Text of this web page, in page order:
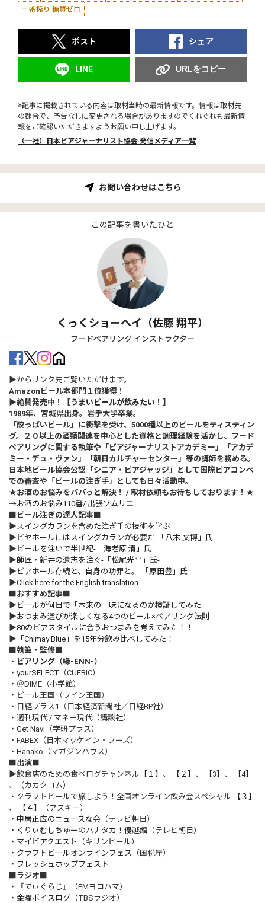
一番搾り 糖質ゼロ
ポスト シェア
LINE URLをコピー
※記事に掲載されている内容は取材当時の最新情報です。情報は取材先
の都合で、予告なしに変更される場合がありますのでくれぐれも最新情
報をご確認いただきますようお願い申し上げます。
（一社）日本ビアジャーナリスト協会 発信メディア一覧
お問い合わせはこちら
この記事を書いたひと
くっくショーヘイ（佐藤 翔平）
フードペアリング インストラクター
▶からリンク先ご覧いただけます。
Amazonビール本部門１位獲得！
▶絶賛発売中！【 うまいビールが飲みたい！ 】
1989年、宮城県出身。岩手大学卒業。
「酸っぱいビール」に衝撃を受け、5000種以上のビールをティスティン
グ。２０以上の酒類関連を中心とした資格と調理経験を活かし、フード
ペアリングに関する執筆や「ビアジャーナリストアカデミー」「アカデ
ミー・デュ・ヴァン」「朝日カルチャーセンター」等の講師を務める。
日本地ビール協会公認「シニア・ビアジャッジ」として国際ビアコンペ
での審査や「ビールの注ぎ手」としても日々活動中。
★お酒のお悩みをパパっと解決！ / 取材依頼もお待ちしております！★
→お酒のお悩み110番/ 出張ソムリエ
■ビール注ぎの達人記事■
▶スイングカランを含めた注ぎ手の技術を学ぶ-
▶ ビヤホールにはスイングカランが必要だ-「八木 文博」氏
▶ ビールを注いで半世紀-「海老原 清」氏
▶師匠・新井の遺志を注ぐ-「松尾光平」氏-
▶ ビアホール存続と、自身の功罪と。-「原田豊」氏
▶Click here for the English translation
■おすすめ記事■
▶ ビールが何日で「本来の」味になるのか検証してみた
▶おつまみ選びが楽しくなる4つのビール×ペアリング法則
▶80のビアスタイルに合うおつまみを考えてみた！！
▶ 「Chimay Blue」を15年分飲み比べしてみた！
■執筆・監修■
・ ビアリング （縁-ENN-）
・ yourSELECT （CUEBIC）
・＠DIME（小学館）
・ビール王国（ワイン王国）
・日経プラス1（日本経済新聞社／日経BP社）
・週刊現代 / マネー現代（講談社）
・Get Navi（学研プラス）
・FABEX（日本マッケイン・フーズ）
・Hanako（マガジンハウス）
■出演■
▶飲食店のための食べログチャンネル 【１】 、 【２】 、 【3】 、
【4】
、（カカクコム）
・クラフトビールで旅しよう！全国オンライン飲み会スペシャル
【３】
、
【４】
（アスキー）
・ 中居正広のニュースな会 （テレビ朝日）
・ くりぃむしちゅーのハナタカ！優越館 （テレビ朝日）
・ マイビアクエスト
（キリンビール）
・ クラフトビールオンラインフェス （国税庁）
・ フレッシュホップフェスト
■ラジオ■
・
『でぃぐらじ』
（FMヨコハマ）
・ 金曜ボイスログ （TBSラジオ）